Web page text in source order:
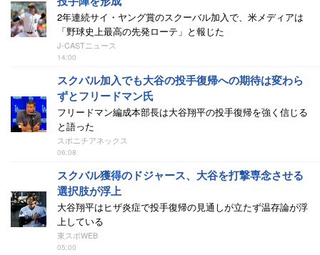
2年連続サイ・ヤング賞のスクーバル加入で、米メディアは
「野球史上最高の先発ローテ」と報じた
J-CASTニュース
14:00
スクバル加入でも大谷の投手復帰への期待は変わら
ずとフリードマン氏
フリードマン編成本部長は大谷翔平の投手復帰を強く信じる
と語った
スポニチアネックス
06:08
スクバル獲得のドジャース、大谷を打撃専念させる
選択肢が浮上
大谷翔平はヒザ炎症で投手復帰の見通しが立たず温存論が浮
上している
東スポWEB
05:00